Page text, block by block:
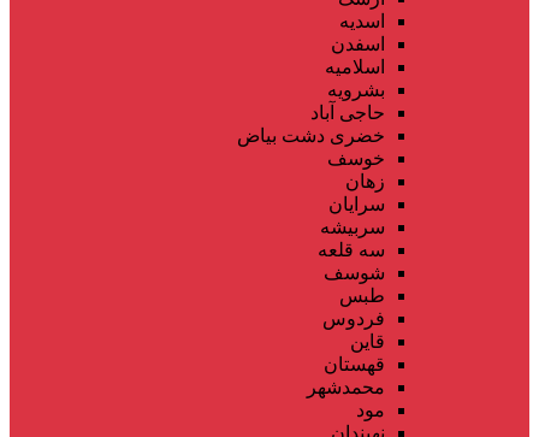
اسدیه
اسفدن
اسلامیه
بشرویه
حاجی آباد
خضری دشت بیاض
خوسف
زهان
سرایان
سربیشه
سه قلعه
شوسف
طبس
فردوس
قاین
قهستان
محمدشهر
مود
نهبندان